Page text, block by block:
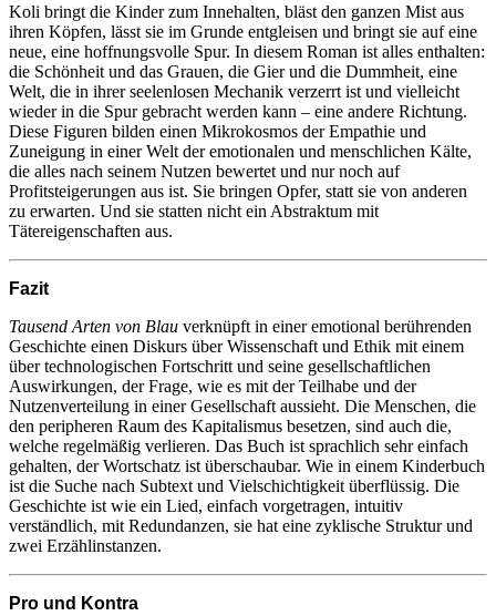
Koli bringt die Kinder zum Innehalten, bläst den ganzen Mist aus
ihren Köpfen, lässt sie im Grunde entgleisen und bringt sie auf eine
neue, eine hoffnungsvolle Spur. In diesem Roman ist alles enthalten:
die Schönheit und das Grauen, die Gier und die Dummheit, eine
Welt, die in ihrer seelenlosen Mechanik verzerrt ist und vielleicht
wieder in die Spur gebracht werden kann – eine andere Richtung.
Diese Figuren bilden einen Mikrokosmos der Empathie und
Zuneigung in einer Welt der emotionalen und menschlichen Kälte,
die alles nach seinem Nutzen bewertet und nur noch auf
Profitsteigerungen aus ist. Sie bringen Opfer, statt sie von anderen
zu erwarten. Und sie statten nicht ein Abstraktum mit
Tätereigenschaften aus.
Fazit
Tausend Arten von Blau verknüpft in einer emotional berührenden
Geschichte einen Diskurs über Wissenschaft und Ethik mit einem
über technologischen Fortschritt und seine gesellschaftlichen
Auswirkungen, der Frage, wie es mit der Teilhabe und der
Nutzenverteilung in einer Gesellschaft aussieht. Die Menschen, die
den peripheren Raum des Kapitalismus besetzen, sind auch die,
welche regelmäßig verlieren. Das Buch ist sprachlich sehr einfach
gehalten, der Wortschatz ist überschaubar. Wie in einem Kinderbuch
ist die Suche nach Subtext und Vielschichtigkeit überflüssig. Die
Geschichte ist wie ein Lied, einfach vorgetragen, intuitiv
verständlich, mit Redundanzen, sie hat eine zyklische Struktur und
zwei Erzählinstanzen.
Pro und Kontra